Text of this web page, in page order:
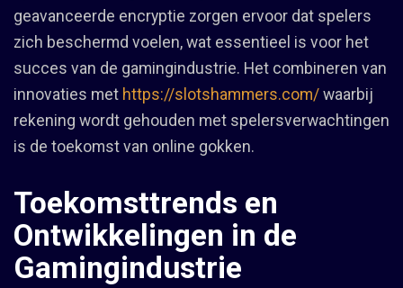
geavanceerde encryptie zorgen ervoor dat spelers
zich beschermd voelen, wat essentieel is voor het
succes van de gamingindustrie. Het combineren van
innovaties met https://slotshammers.com/ waarbij
rekening wordt gehouden met spelersverwachtingen
is de toekomst van online gokken.
Toekomsttrends en
Ontwikkelingen in de
Gamingindustrie